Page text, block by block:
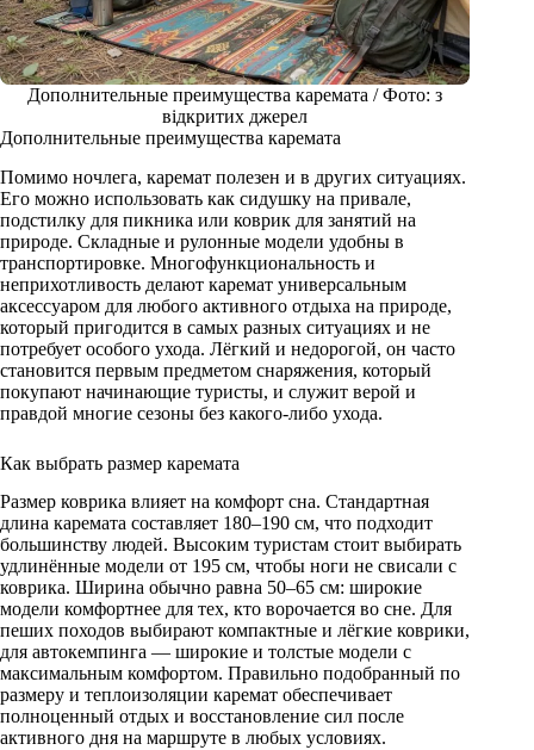
Дополнительные преимущества каремата / Фото: з
відкритих джерел
Дополнительные преимущества каремата
Помимо ночлега, каремат полезен и в других ситуациях.
Его можно использовать как сидушку на привале,
подстилку для пикника или коврик для занятий на
природе. Складные и рулонные модели удобны в
транспортировке. Многофункциональность и
неприхотливость делают каремат универсальным
аксессуаром для любого активного отдыха на природе,
который пригодится в самых разных ситуациях и не
потребует особого ухода. Лёгкий и недорогой, он часто
становится первым предметом снаряжения, который
покупают начинающие туристы, и служит верой и
правдой многие сезоны без какого-либо ухода.
Как выбрать размер каремата
Размер коврика влияет на комфорт сна. Стандартная
длина каремата составляет 180–190 см, что подходит
большинству людей. Высоким туристам стоит выбирать
удлинённые модели от 195 см, чтобы ноги не свисали с
коврика. Ширина обычно равна 50–65 см: широкие
модели комфортнее для тех, кто ворочается во сне. Для
пеших походов выбирают компактные и лёгкие коврики,
для автокемпинга — широкие и толстые модели с
максимальным комфортом. Правильно подобранный по
размеру и теплоизоляции каремат обеспечивает
полноценный отдых и восстановление сил после
активного дня на маршруте в любых условиях.